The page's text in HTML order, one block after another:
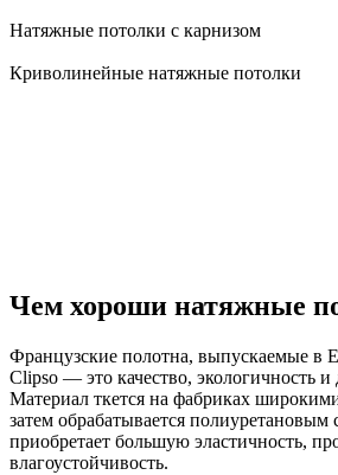
Натяжные потолки с карнизом
Криволинейные натяжные потолки
Чем хороши натяжные
Французские полотна, выпускаемые в
Clipso — это качество, экологичность и
Материал ткется на фабриках
затем обрабатывается полиуретановым
приобретает большую эластичность,
влагоустойчивость.